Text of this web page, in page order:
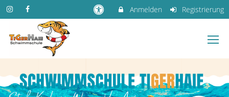
Anmelden Registrierung